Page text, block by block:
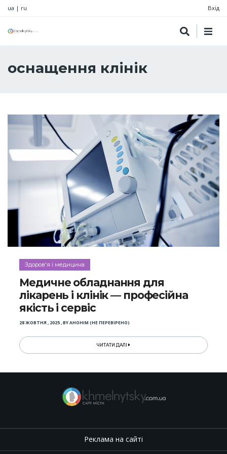
ua | ru Вхід
оснащення клінік
Здоров'я і медицина
Медичне обладнання для
лікарень і клінік — професійна
якість і сервіс
28 ЖОВТНЯ , 2025,BYАНОНІМ (НЕ ПЕРЕВІРЕНО)
ЧИТАТИ ДАЛІ
Реклама на сайті